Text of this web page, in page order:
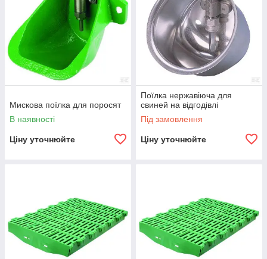
Мискова поїлка для поросят
В наявності
Ціну уточнюйте
Поїлка нержавіюча для
свиней на відгодівлі
Під замовлення
Ціну уточнюйте